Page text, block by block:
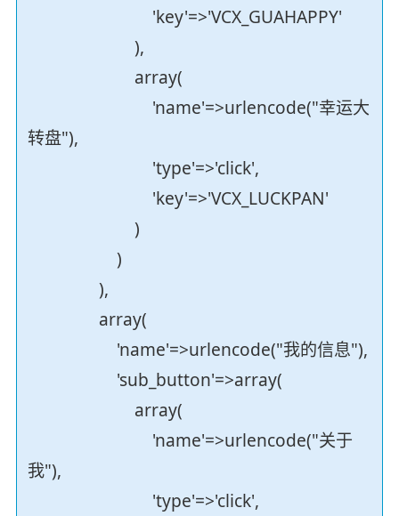
'key'=>'VCX_GUAHAPPY'
),
array(
'name'=>urlencode("幸运大
转盘"),
'type'=>'click',
'key'=>'VCX_LUCKPAN'
)
)
),
array(
'name'=>urlencode("我的信息"),
'sub_button'=>array(
array(
'name'=>urlencode("关于
我"),
'type'=>'click',